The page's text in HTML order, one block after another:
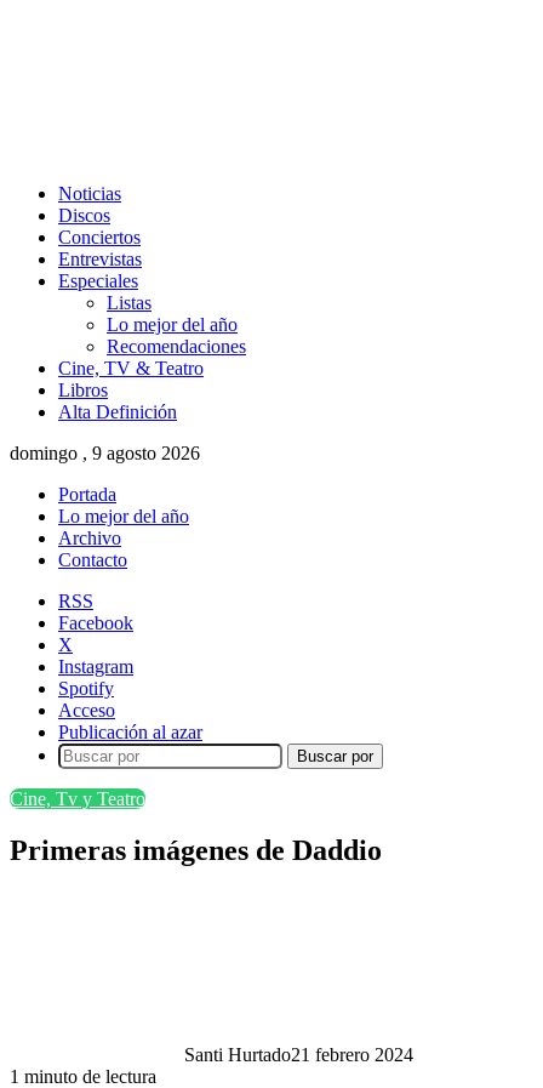
Noticias
Discos
Conciertos
Entrevistas
Especiales
Listas
Lo mejor del año
Recomendaciones
Cine, TV & Teatro
Libros
Alta Definición
domingo , 9 agosto 2026
Portada
Lo mejor del año
Archivo
Contacto
RSS
Facebook
X
Instagram
Spotify
Acceso
Publicación al azar
Buscar por
Cine, Tv y Teatro
Primeras imágenes de Daddio
Santi Hurtado21 febrero 2024
1 minuto de lectura